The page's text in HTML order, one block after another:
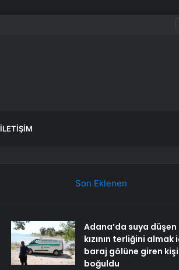
İLETIŞIM
Son Eklenen
Adana’da suya düşen
kızının terliğini almak
baraj gölüne giren kişi
boğuldu